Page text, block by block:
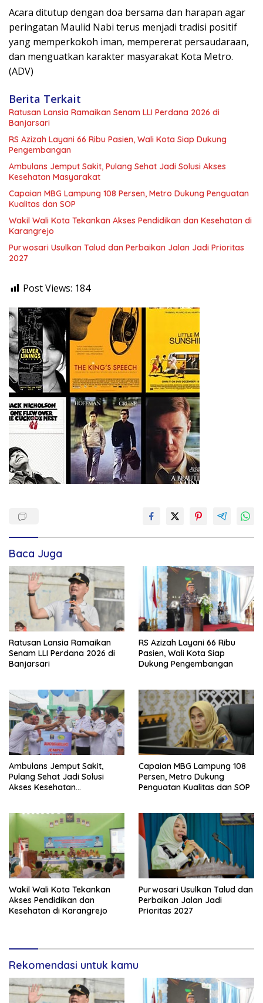
Acara ditutup dengan doa bersama dan harapan agar
peringatan Maulid Nabi terus menjadi tradisi positif
yang memperkokoh iman, mempererat persaudaraan,
dan menguatkan karakter masyarakat Kota Metro.
(ADV)
Berita Terkait
Ratusan Lansia Ramaikan Senam LLI Perdana 2026 di
Banjarsari
RS Azizah Layani 66 Ribu Pasien, Wali Kota Siap Dukung
Pengembangan
Ambulans Jemput Sakit, Pulang Sehat Jadi Solusi Akses
Kesehatan Masyarakat
Capaian MBG Lampung 108 Persen, Metro Dukung Penguatan
Kualitas dan SOP
Wakil Wali Kota Tekankan Akses Pendidikan dan Kesehatan di
Karangrejo
Purwosari Usulkan Talud dan Perbaikan Jalan Jadi Prioritas
2027
Post Views: 184
Baca Juga
Ratusan Lansia Ramaikan
Senam LLI Perdana 2026 di
Banjarsari
RS Azizah Layani 66 Ribu
Pasien, Wali Kota Siap
Dukung Pengembangan
Ambulans Jemput Sakit,
Pulang Sehat Jadi Solusi
Akses Kesehatan
Capaian MBG Lampung 108
Persen, Metro Dukung
Penguatan Kualitas dan SOP
Wakil Wali Kota Tekankan
Akses Pendidikan dan
Kesehatan di Karangrejo
Purwosari Usulkan Talud dan
Perbaikan Jalan Jadi
Prioritas 2027
Rekomendasi untuk kamu